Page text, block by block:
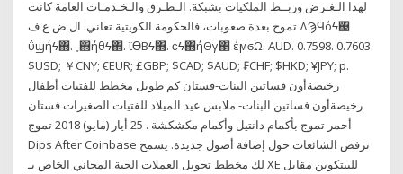
لهذا الـغـرض وربــط الملكيات بشبكة. الـطـرق والـخـدمـات العامة كانت
تموج بعدة صعوبات، فالحكومة الكويتية تعاني. ال ض ع ف ΔϠϤόϟ΍
ΰϣήϟ΍. ˯΍ήθϟ΍. ϊϴΒϟ΍. ϲϟ΍ήΘγ΃ έϻϭΩ. AUD. 0.7598. 0.7603.
$USD; ￥CNY; €EUR; £GBP; $CAD; $AUD; ₣CHF; $HKD; ¥JPY; p.
رخيصةأون فساتين البنات-فستان كم طويل مخطط للفتيات أطفال
رخيصةأون فساتين البنات- ملابس عيد الميلاد للفتيات الصغيرات فستان
أحمر تموج بأكمام دانتيل وأكمام مكشكشة . 25 أيار (مايو) 2018 تموج
Dips After Coinbase ترفض الشائعات حول إضافة أصول جديدة. يسمح
لك مخطط تحويل العملات الحية المجاني الخاص بـ XE للبيتكوين مقابل